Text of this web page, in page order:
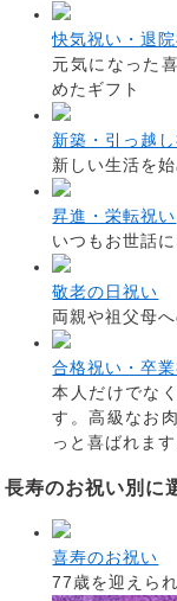
快気祝い・退
元気になった
めたギフト
新築・引っ越
新しい生活を
昇進・栄転祝い
いつもお世話
敬老の日祝い
両親や祖父母
合格祝い・卒
本人だけでな
す。高級なお
っと喜ばれます
長寿のお祝い別に
喜寿のお祝い
77歳を迎えら